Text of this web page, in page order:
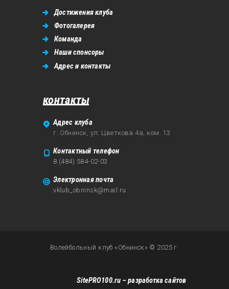
Достижения клуба
Фотогалерея
Команда
Наши спонсоры
Адрес и контакты
контакты
Адрес клуба
г. Обнинск, ул. Цветкова 4а, ком. 13
Контактный телефон
8 (484) 584-02-03
Электронная почта
vklub_obninsk@mail.ru
Волейбольный клуб «Обнинск» © 2025 г.
SitePRO100.ru – разработка сайтов